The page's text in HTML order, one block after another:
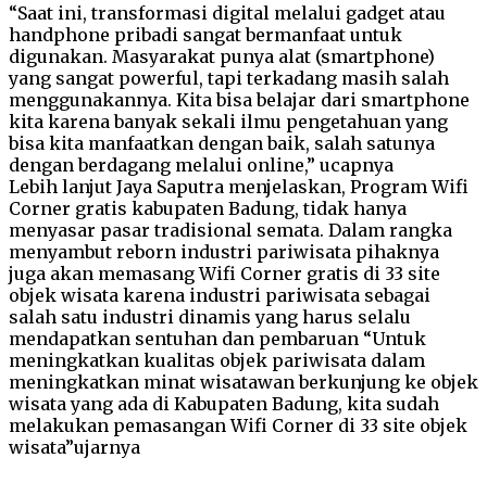
“Saat ini, transformasi digital melalui gadget atau
handphone pribadi sangat bermanfaat untuk
digunakan. Masyarakat punya alat (smartphone)
yang sangat powerful, tapi terkadang masih salah
menggunakannya. Kita bisa belajar dari smartphone
kita karena banyak sekali ilmu pengetahuan yang
bisa kita manfaatkan dengan baik, salah satunya
dengan berdagang melalui online,” ucapnya
Lebih lanjut Jaya Saputra menjelaskan, Program Wifi
Corner gratis kabupaten Badung, tidak hanya
menyasar pasar tradisional semata. Dalam rangka
menyambut reborn industri pariwisata pihaknya
juga akan memasang Wifi Corner gratis di 33 site
objek wisata karena industri pariwisata sebagai
salah satu industri dinamis yang harus selalu
mendapatkan sentuhan dan pembaruan “Untuk
meningkatkan kualitas objek pariwisata dalam
meningkatkan minat wisatawan berkunjung ke objek
wisata yang ada di Kabupaten Badung, kita sudah
melakukan pemasangan Wifi Corner di 33 site objek
wisata”ujarnya